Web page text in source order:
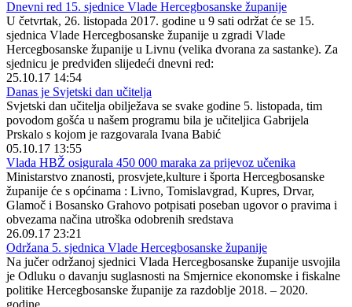
Dnevni red 15. sjednice Vlade Hercegbosanske županije
U četvrtak, 26. listopada 2017. godine u 9 sati održat će se 15.
sjednica Vlade Hercegbosanske županije u zgradi Vlade
Hercegbosanske županije u Livnu (velika dvorana za sastanke). Za
sjednicu je predviđen slijedeći dnevni red:
25.10.17 14:54
Danas je Svjetski dan učitelja
Svjetski dan učitelja obilježava se svake godine 5. listopada, tim
povodom gošća u našem programu bila je učiteljica Gabrijela
Prskalo s kojom je razgovarala Ivana Babić
05.10.17 13:55
Vlada HBŽ osigurala 450 000 maraka za prijevoz učenika
Ministarstvo znanosti, prosvjete,kulture i športa Hercegbosanske
županije će s općinama : Livno, Tomislavgrad, Kupres, Drvar,
Glamoč i Bosansko Grahovo potpisati poseban ugovor o pravima i
obvezama načina utroška odobrenih sredstava
26.09.17 23:21
Održana 5. sjednica Vlade Hercegbosanske županije
Na jučer održanoj sjednici Vlada Hercegbosanske županije usvojila
je Odluku o davanju suglasnosti na Smjernice ekonomske i fiskalne
politike Hercegbosanske županije za razdoblje 2018. – 2020.
godine.